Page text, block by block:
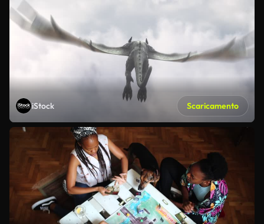
iStock Scaricamento